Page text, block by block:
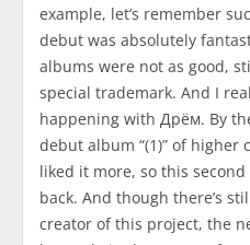
example, let’s remember
debut was absolutely
albums were not as good,
special trademark. And I
happening with Дрём. By
debut album “(1)” of higher
liked it more, so this
back. And though there’s
creator of this project, the